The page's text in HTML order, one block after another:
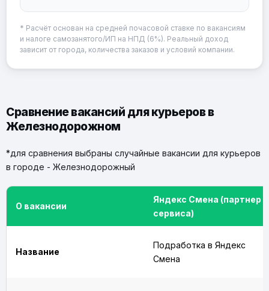
* Расчёт основан на средней почасовой ставке по вакансиям
и налоге самозанятого/ИП на НПД (6%). Реальный доход
зависит от города, количества заказов и условий компании.
Сравнение вакансий для курьеров в
Железнодорожном
*для сравнения выбраны случайные вакансии для курьеров
в городе - Железнодорожный
О вакансии
Яндекс Смена (партнер
сервиса)
Название
Подработка в Яндекс
Смена